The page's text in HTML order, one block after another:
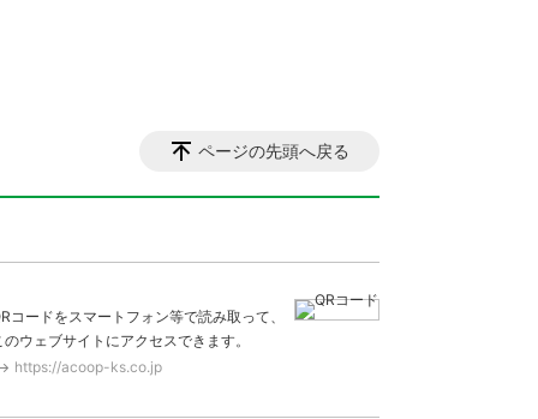
ページの先頭へ戻る
コードをスマートフォン等で読み取って、
のウェブサイトにアクセスできます。
https://acoop-ks.co.jp